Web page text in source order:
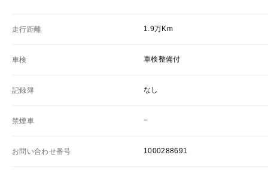
走行距離 1.9万Km
車検 車検整備付
記録簿 なし
禁煙車 −
お問い合わせ番号 1000288691